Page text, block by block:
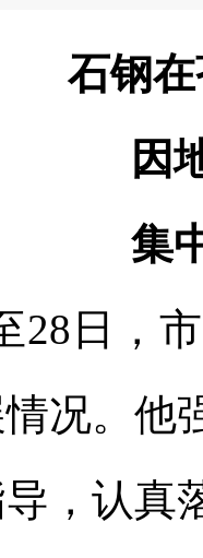
石钢
因
集
28日，
况。他
，认真